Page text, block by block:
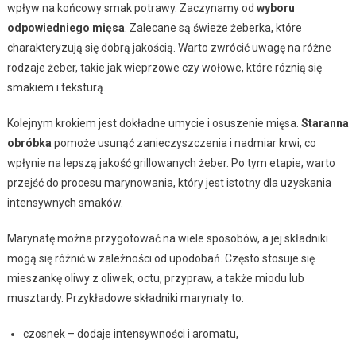
wpływ na końcowy smak potrawy. Zaczynamy od wyboru
odpowiedniego mięsa . Zalecane są świeże żeberka, które
charakteryzują się dobrą jakością. Warto zwrócić uwagę na różne
rodzaje żeber, takie jak wieprzowe czy wołowe, które różnią się
smakiem i teksturą.
Kolejnym krokiem jest dokładne umycie i osuszenie mięsa. Staranna
obróbka pomoże usunąć zanieczyszczenia i nadmiar krwi, co
wpłynie na lepszą jakość grillowanych żeber. Po tym etapie, warto
przejść do procesu marynowania, który jest istotny dla uzyskania
intensywnych smaków.
Marynatę można przygotować na wiele sposobów, a jej składniki
mogą się różnić w zależności od upodobań. Często stosuje się
mieszankę oliwy z oliwek, octu, przypraw, a także miodu lub
musztardy. Przykładowe składniki marynaty to:
czosnek – dodaje intensywności i aromatu,